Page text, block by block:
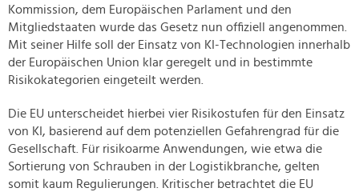
Kommission, dem Europäischen Parlament und den
Mitgliedstaaten wurde das Gesetz nun offiziell angenommen.
Mit seiner Hilfe soll der Einsatz von KI-Technologien innerhalb
der Europäischen Union klar geregelt und in bestimmte
Risikokategorien eingeteilt werden.
Die EU unterscheidet hierbei vier Risikostufen für den Einsatz
von KI, basierend auf dem potenziellen Gefahrengrad für die
Gesellschaft. Für risikoarme Anwendungen, wie etwa die
Sortierung von Schrauben in der Logistikbranche, gelten
somit kaum Regulierungen. Kritischer betrachtet die EU